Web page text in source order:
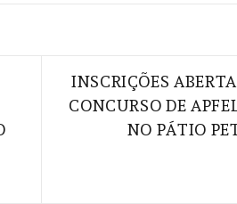
INSCRIÇÕES
CONCURSO DE
NO PÁTIO